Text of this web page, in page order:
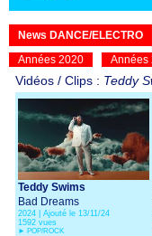
News DANCE/ELECTRO
Années 2020
Années
Vidéos / Clips : Teddy
Teddy Swims
Bad Dreams
2024 | Ajouté le 13/11/24
1592 vues
► POP/ROCK